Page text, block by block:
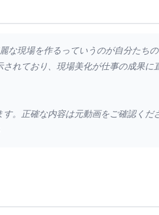
な現場を作るっていうのが自分たち
れており、現場美化が仕事の成果
。正確な内容は元動画をご確認くだ